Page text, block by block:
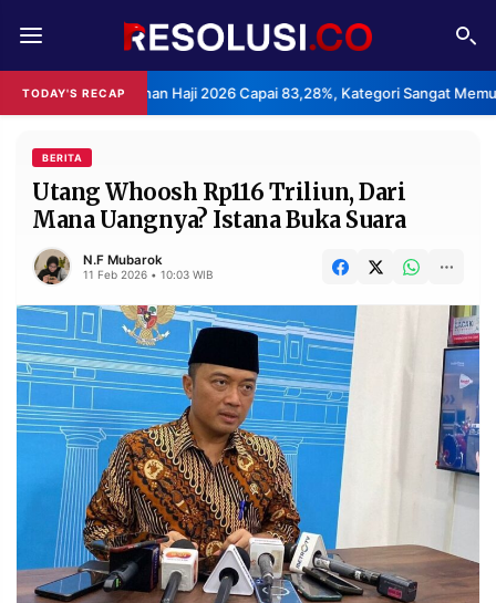
TODAY'S RECAP
Layanan Haji 2026 Capai 83,28%, Kategori Sangat Memuaskan. •
REDAKSI TENTANG
RESOLUSI IKLAN
RUBRIKASI
EDITORIAL AKSARA
DAERAH NASIONAL
MANCA SPORT
INFORMASI
PRIVACY
POLICY
BERITA
WARGA
INFORMASI
IKLAN
KIRIM
TULISAN
BERITA
Utang Whoosh Rp116 Triliun, Dari
Mana Uangnya? Istana Buka Suara
N.F Mubarok
11 Feb 2026 • 10:03 WIB